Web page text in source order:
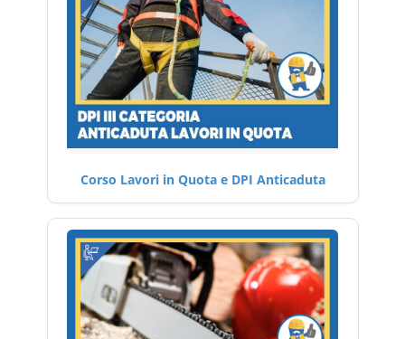
Corso Lavori in Quota e DPI Anticaduta